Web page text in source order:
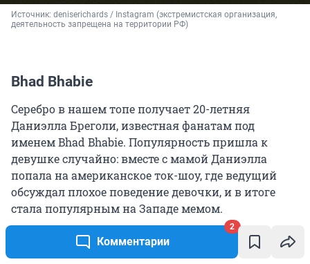
Комментарии
2
Источник: deniserichards / Instagram (экстремистская организация,
деятельность запрещена на территории РФ)
Bhad Bhabie
Серебро в нашем топе получает 20-летняя
Даниэлла Бреголи, известная фанатам под
именем Bhad Bhabie. Популярность пришла к
девушке случайно: вместе с мамой Даниэлла
попала на американское ток-шоу, где ведущий
обсуждал плохое поведение девочки, и в итоге
стала популярным на Западе мемом.
Воспользовавшись внезапной славой, Даниэлла
начала рэп-карьеру.